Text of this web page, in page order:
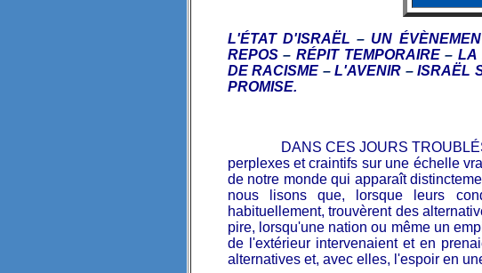
L'ÉTAT D'ISRAËL – UN ÉVÈ
REPOS– RÉPIT TEMPORAIRE– LA
DE RACISME – L'AVENIR – ISRAËL
PROMISE.
DANS CES JOURS
perplexes et craintifs sur une échelle
de notre monde qui apparaît
nous lisons que, lorsque leurs
habituellement, trouvèrent des
pire, lorsqu'une nation ou même un
de l'extérieur intervenaient et en
alternatives et, avec elles, l'espoir en